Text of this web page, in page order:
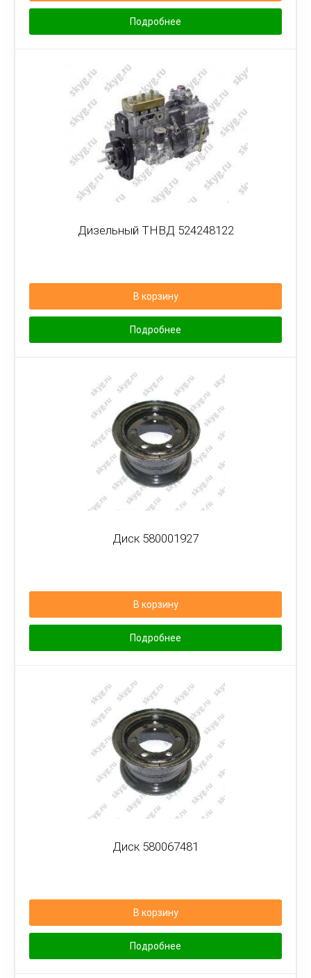
Подробнее
Дизельный ТНВД 524248122
В корзину
Подробнее
Диск 580001927
В корзину
Подробнее
Диск 580067481
В корзину
Подробнее